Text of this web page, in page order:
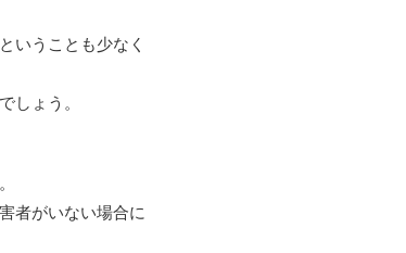
いうことも少なく
しょう。
者がいない場合に